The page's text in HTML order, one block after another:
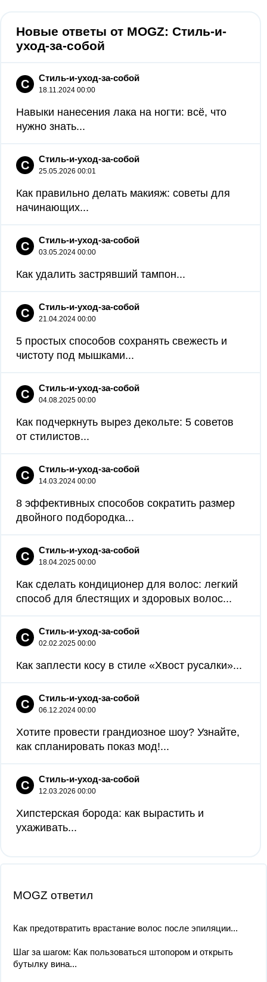
Новые ответы от MOGZ: Стиль-и-
уход-за-собой
С Стиль-и-уход-за-собой
18.11.2024 00:00
Навыки нанесения лака на ногти: всё, что
нужно знать...
С Стиль-и-уход-за-собой
25.05.2026 00:01
Как правильно делать макияж: советы для
начинающих...
С Стиль-и-уход-за-собой
03.05.2024 00:00
Как удалить застрявший тампон...
С Стиль-и-уход-за-собой
21.04.2024 00:00
5 простых способов сохранять свежесть и
чистоту под мышками...
С Стиль-и-уход-за-собой
04.08.2025 00:00
Как подчеркнуть вырез декольте: 5 советов
от стилистов...
С Стиль-и-уход-за-собой
14.03.2024 00:00
8 эффективных способов сократить размер
двойного подбородка...
С Стиль-и-уход-за-собой
18.04.2025 00:00
Как сделать кондиционер для волос: легкий
способ для блестящих и здоровых волос...
С Стиль-и-уход-за-собой
02.02.2025 00:00
Как заплести косу в стиле «Хвост русалки»...
С Стиль-и-уход-за-собой
06.12.2024 00:00
Хотите провести грандиозное шоу? Узнайте,
как спланировать показ мод!...
С Стиль-и-уход-за-собой
12.03.2026 00:00
Хипстерская борода: как вырастить и
ухаживать...
MOGZ ответил
Как предотвратить врастание волос после эпиляции...
Шаг за шагом: Как пользоваться штопором и открыть
бутылку вина...